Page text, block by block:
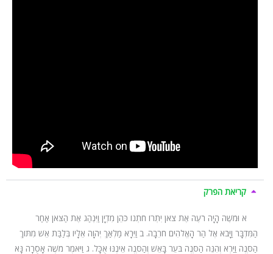
קריאת הפרק
א וּמֹשֶׁה הָיָה רֹעֶה אֶת צֹאן יִתְרוֹ חֹתְנוֹ כֹּהֵן מִדְיָן וַיִּנְהַג אֶת הַצֹּאן אַחַר
הַמִּדְבָּר וַיָּבֹא אֶל הַר הָאֱלֹהִים חֹרֵבָה. ב וַיֵּרָא מַלְאַךְ יְהֹוָה אֵלָיו בְּלַבַּת אֵשׁ מִתּוֹךְ
הַסְּנֶה וַיַּרְא וְהִנֵּה הַסְּנֶה בֹּעֵר בָּאֵשׁ וְהַסְּנֶה אֵינֶנּוּ אֻכָּל. ג וַיֹּאמֶר מֹשֶׁה אָסֻרָה נָּא